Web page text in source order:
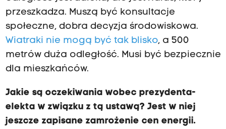
przeszkadza. Muszą być konsultacje
społeczne, dobra decyzja środowiskowa.
Wiatraki nie mogą być tak blisko, a 500
metrów duża odległość. Musi być bezpiecznie
dla mieszkańców.
Jakie są oczekiwania wobec prezydenta-
elekta w związku z tą ustawą? Jest w niej
jeszcze zapisane zamrożenie cen energii.